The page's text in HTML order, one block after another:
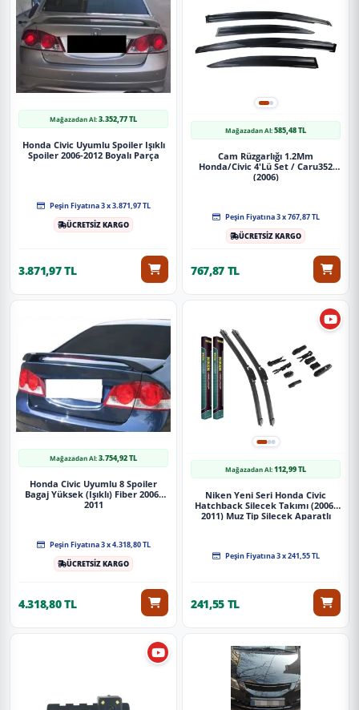
Mağazadan Al:3.352,77 TL
Honda Civic Uyumlu Spoiler Işıklı
Spoiler 2006-2012 Boyalı Parça
Peşin Fiyatına 3 x 3.871,97 TL
ÜCRETSİZ KARGO
3.871,97 TL
Mağazadan Al:585,48 TL
Cam Rüzgarlığı 1.2Mm
Honda/Civic 4'Lü Set / Caru352
(2006)
Peşin Fiyatına 3 x 767,87 TL
ÜCRETSİZ KARGO
767,87 TL
Mağazadan Al:3.754,92 TL
Honda Civic Uyumlu 8 Spoiler
Bagaj Yüksek (Işıklı) Fiber 2006-
2011
Peşin Fiyatına 3 x 4.318,80 TL
ÜCRETSİZ KARGO
4.318,80 TL
Mağazadan Al:112,99 TL
Niken Yeni Seri Honda Civic
Hatchback Silecek Takımı (2006-
2011) Muz Tip Silecek Aparatlı
Peşin Fiyatına 3 x 241,55 TL
241,55 TL